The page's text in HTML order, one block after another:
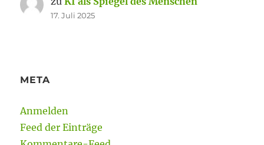
17. Juli 2025
META
Anmelden
Feed der Einträge